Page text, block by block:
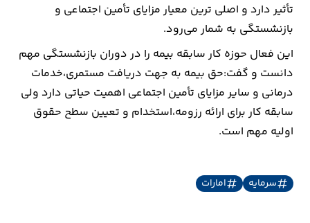
تأثیر دارد و اصلی ترین معیار مزایای تأمین اجتماعی و
بازنشستگی به شمار می‌رود.
این فعال حوزه کار سابقه بیمه را در دوران بازنشستگی مهم
دانست و گفت:حق بیمه به جهت دریافت مستمری،خدمات
درمانی و سایر مزایای تأمین اجتماعی اهمیت حیاتی دارد ولی
سابقه کار برای ارائه رزومه،استخدام و تعیین سطح حقوق
اولیه مهم است.
سرمایه امارات